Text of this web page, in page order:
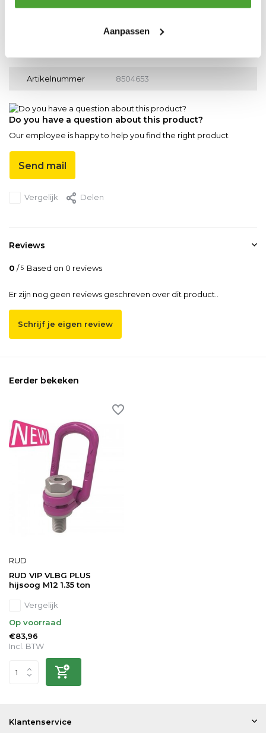
Aanpassen
Artikelnummer 8504653
Do you have a question about this product?
Our employee is happy to help you find the right product
Send mail
Vergelijk Delen
Reviews
0 /5 Based on 0 reviews
Er zijn nog geen reviews geschreven over dit product..
Schrijf je eigen review
Eerder bekeken
RUD
RUD VIP VLBG PLUS
hijsoog M12 1.35 ton
Vergelijk
Op voorraad
€83,96
Incl. BTW
Klantenservice